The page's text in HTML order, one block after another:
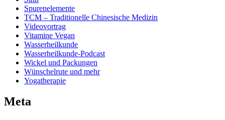
Spurenelemente
TCM – Traditionelle Chinesische Medizin
Videovortrag
Vitamine Vegan
Wasserheilkunde
Wasserheilkunde-Podcast
Wickel und Packungen
Wünschelrute und mehr
Yogatherapie
Meta